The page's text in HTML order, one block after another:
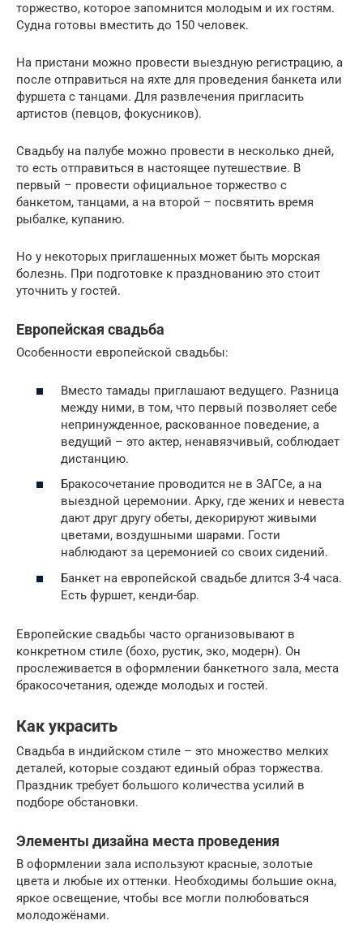
торжество, которое запомнится молодым и их гостям.
Судна готовы вместить до 150 человек.
На пристани можно провести выездную регистрацию, а
после отправиться на яхте для проведения банкета или
фуршета с танцами. Для развлечения пригласить
артистов (певцов, фокусников).
Свадьбу на палубе можно провести в несколько дней,
то есть отправиться в настоящее путешествие. В
первый – провести официальное торжество с
банкетом, танцами, а на второй – посвятить время
рыбалке, купанию.
Но у некоторых приглашенных может быть морская
болезнь. При подготовке к празднованию это стоит
уточнить у гостей.
Европейская свадьба
Особенности европейской свадьбы:
Вместо тамады приглашают ведущего. Разница
между ними, в том, что первый позволяет себе
непринужденное, раскованное поведение, а
ведущий – это актер, ненавязчивый, соблюдает
дистанцию.
Бракосочетание проводится не в ЗАГСе, а на
выездной церемонии. Арку, где жених и невеста
дают друг другу обеты, декорируют живыми
цветами, воздушными шарами. Гости
наблюдают за церемонией со своих сидений.
Банкет на европейской свадьбе длится 3-4 часа.
Есть фуршет, кенди-бар.
Европейские свадьбы часто организовывают в
конкретном стиле (бохо, рустик, эко, модерн). Он
прослеживается в оформлении банкетного зала, места
бракосочетания, одежде молодых и гостей.
Как украсить
Свадьба в индийском стиле – это множество мелких
деталей, которые создают единый образ торжества.
Праздник требует большого количества усилий в
подборе обстановки.
Элементы дизайна места проведения
В оформлении зала используют красные, золотые
цвета и любые их оттенки. Необходимы большие окна,
яркое освещение, чтобы все могли полюбоваться
молодожёнами.